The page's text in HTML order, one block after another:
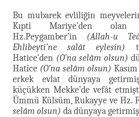
Bu mubarek evliliğin
Kıptî Mariye’den
Hz.Peygamber’in (Allah-u
Ehlibeyti’ne salât eylesin)
Hatice’den (O’na selâm olsun)
Hatîce (O’na selâm olsun)
erkek evlat dünyaya
küçükken Mekke’de vefât
Ümmü Külsüm, Rukayye ve Hz.
selâm olsun) da dünyaya